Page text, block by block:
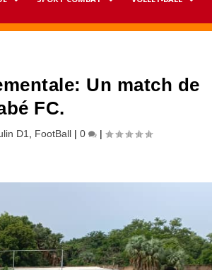
Un match de
FC.
D1 FootBall| 0 |